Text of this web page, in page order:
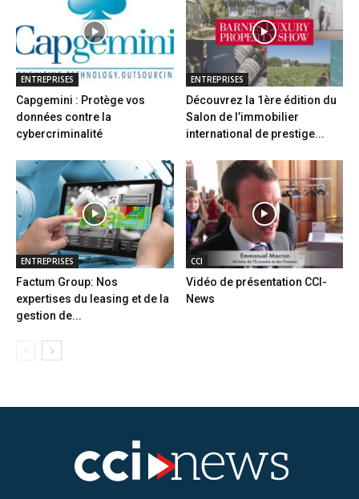
ENTREPRISES
Capgemini : Protège vos
données contre la
cybercriminalité
ENTREPRISES
Découvrez la 1ère édition du
Salon de l’immobilier
international de prestige...
ENTREPRISES
Factum Group: Nos
expertises du leasing et de la
gestion de...
CCI
Vidéo de présentation CCI-
News